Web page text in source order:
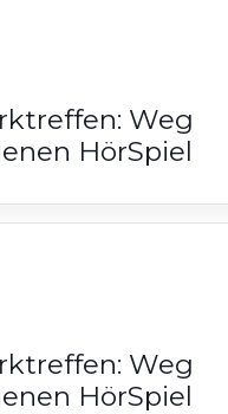
Weg
HörSpiel
Weg
HörSpiel